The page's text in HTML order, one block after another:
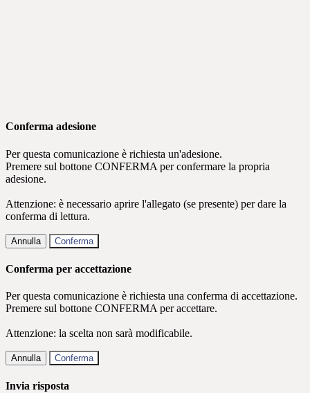
Conferma adesione
Per questa comunicazione è richiesta un'adesione.
Premere sul bottone CONFERMA per confermare la propria
adesione.
Attenzione: è necessario aprire l'allegato (se presente) per dare la
conferma di lettura.
Annulla Conferma
Conferma per accettazione
Per questa comunicazione è richiesta una conferma di accettazione.
Premere sul bottone CONFERMA per accettare.
Attenzione: la scelta non sarà modificabile.
Annulla Conferma
Invia risposta